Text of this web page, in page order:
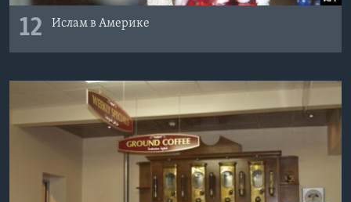
12 Ислам в Америке